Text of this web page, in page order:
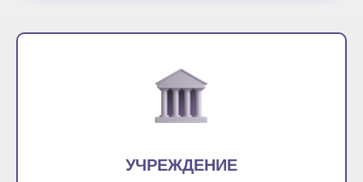
УЧРЕЖДЕНИЕ